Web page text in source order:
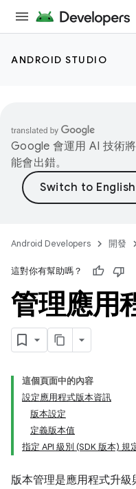
ANDROID STUDIO
Google 會運用 AI 技術
能會出錯。
Android Developers 開發
這對你有幫助嗎？
管理應用
這個頁面中的內容
設定應用程式版本資訊
版本設定
定義版本值
指定 API 級別 (SDK 版本) 規
版本管理是應用程式升